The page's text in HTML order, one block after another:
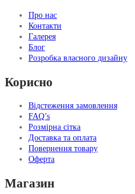
Про нас
Контакти
Галерея
Блог
Розробка власного дизайну
Корисно
Відстеження замовлення
FAQ’s
Розмірна сітка
Доставка та оплата
Повернення товару
Оферта
Магазин